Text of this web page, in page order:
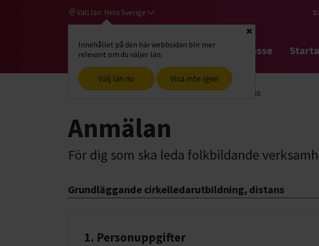
Välj län: Hela Sverige
Innehållet på den här webbsidan blir mer
relevant om du väljer län.
Välj län nu Visa inte igen
Stäng
Gå till studiefrämjandets startsidaHitta intresse
Start Grundläggande cirkelledarutbildning, distans
Anmälan
För dig som ska leda folkbildande
Grundläggande cirkelledarutbildning, distans
1. Personuppgifter